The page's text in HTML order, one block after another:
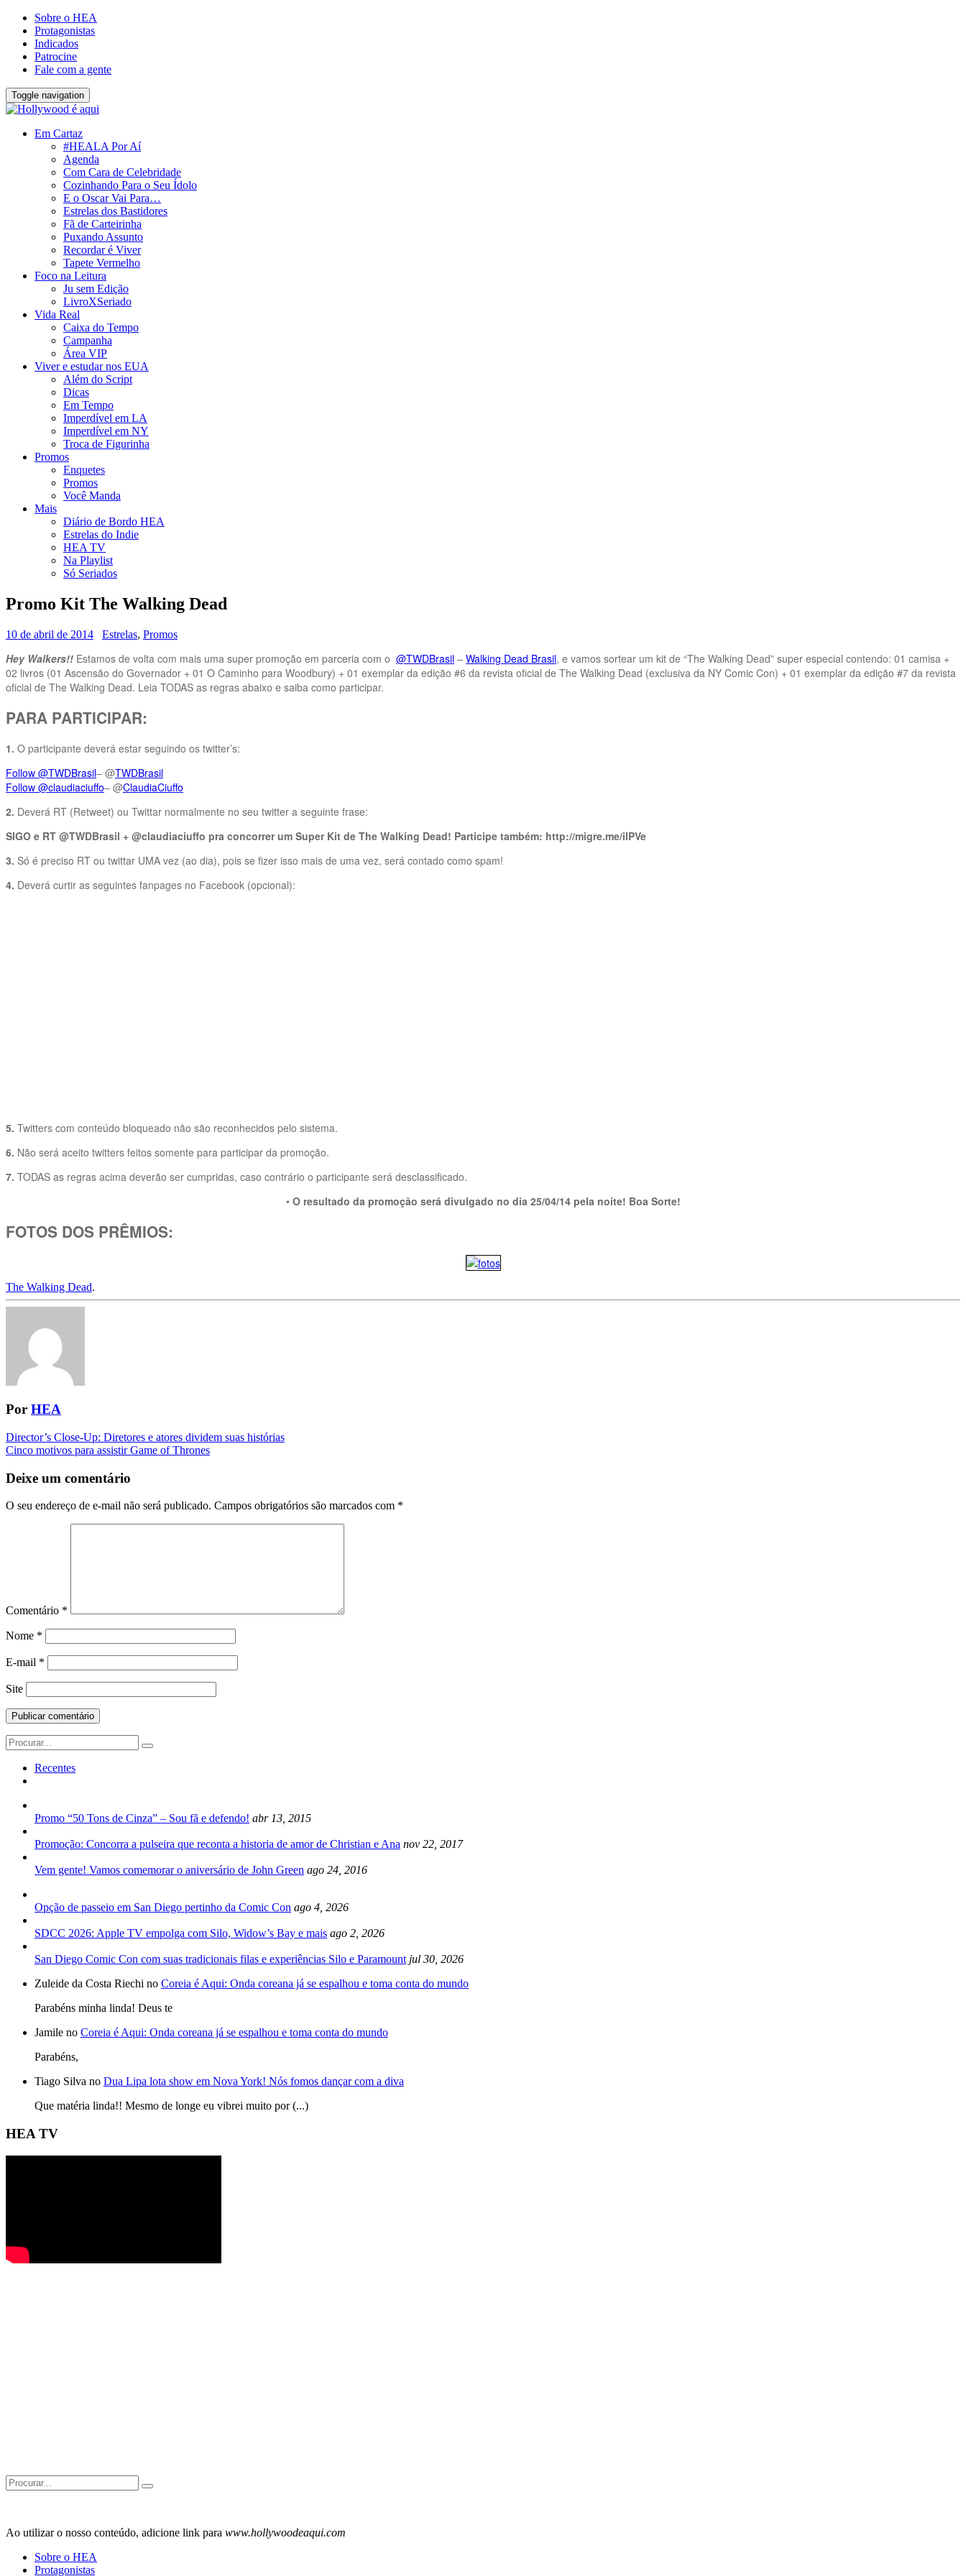
Sobre o HEA
Protagonistas
Indicados
Patrocine
Fale com a gente
Toggle navigation
Em Cartaz
#HEALA Por Aí
Agenda
Com Cara de Celebridade
Cozinhando Para o Seu Ídolo
E o Oscar Vai Para…
Estrelas dos Bastidores
Fã de Carteirinha
Puxando Assunto
Recordar é Viver
Tapete Vermelho
Foco na Leitura
Ju sem Edição
LivroXSeriado
Vida Real
Caixa do Tempo
Campanha
Área VIP
Viver e estudar nos EUA
Além do Script
Dicas
Em Tempo
Imperdível em LA
Imperdível em NY
Troca de Figurinha
Promos
Enquetes
Promos
Você Manda
Mais
Diário de Bordo HEA
Estrelas do Indie
HEA TV
Na Playlist
Só Seriados
Promo Kit The Walking Dead
10 de abril de 2014 Estrelas, Promos
Hey Walkers!! Estamos de volta com mais uma super promoção em parceria com o @TWDBrasil – Walking Dead Brasil, e vamos sortear um kit de “The Walking Dead” super especial contendo: 01 camisa +
02 livros (01 Ascensão do Governador + 01 O Caminho para Woodbury) + 01 exemplar da edição #6 da revista oficial de The Walking Dead (exclusiva da NY Comic Con) + 01 exemplar da edição #7 da revista
oficial de The Walking Dead. Leia TODAS as regras abaixo e saiba como participar.
PARA PARTICIPAR:
1. O participante deverá estar seguindo os twitter’s:
Follow @TWDBrasil– @TWDBrasil
Follow @claudiaciuffo– @ClaudiaCiuffo
2. Deverá RT (Retweet) ou Twittar normalmente no seu twitter a seguinte frase:
SIGO e RT @TWDBrasil + @claudiaciuffo pra concorrer um Super Kit de The Walking Dead! Participe também: http://migre.me/iIPVe
3. Só é preciso RT ou twittar UMA vez (ao dia), pois se fizer isso mais de uma vez, será contado como spam!
4. Deverá curtir as seguintes fanpages no Facebook (opcional):
5. Twitters com conteúdo bloqueado não são reconhecidos pelo sistema.
6. Não será aceito twitters feitos somente para participar da promoção.
7. TODAS as regras acima deverão ser cumpridas, caso contrário o participante será desclassificado.
• O resultado da promoção será divulgado no dia 25/04/14 pela noite! Boa Sorte!
FOTOS DOS PRÊMIOS:
The Walking Dead.
Por HEA
Navegação
da
Postagem
Director’s Close-Up: Diretores e atores dividem suas histórias
Cinco motivos para assistir Game of Thrones
Deixe um comentário
O seu endereço de e-mail não será publicado. Campos obrigatórios são marcados com *
Comentário *
Nome *
E-mail *
Site
Search
for:
Recentes
Promo “50 Tons de Cinza” – Sou fã e defendo! abr 13, 2015
Promoção: Concorra a pulseira que reconta a historia de amor de Christian e Ana nov 22, 2017
Vem gente! Vamos comemorar o aniversário de John Green ago 24, 2016
Opção de passeio em San Diego pertinho da Comic Con ago 4, 2026
SDCC 2026: Apple TV empolga com Silo, Widow’s Bay e mais ago 2, 2026
San Diego Comic Con com suas tradicionais filas e experiências Silo e Paramount jul 30, 2026
Zuleide da Costa Riechi no Coreia é Aqui: Onda coreana já se espalhou e toma conta do mundo
Parabéns minha linda! Deus te
Jamile no Coreia é Aqui: Onda coreana já se espalhou e toma conta do mundo
Parabéns,
Tiago Silva no Dua Lipa lota show em Nova York! Nós fomos dançar com a diva
Que matéria linda!! Mesmo de longe eu vibrei muito por (...)
HEA TV
Search
for:
Ao utilizar o nosso conteúdo, adicione link para www.hollywoodeaqui.com
Sobre o HEA
Protagonistas